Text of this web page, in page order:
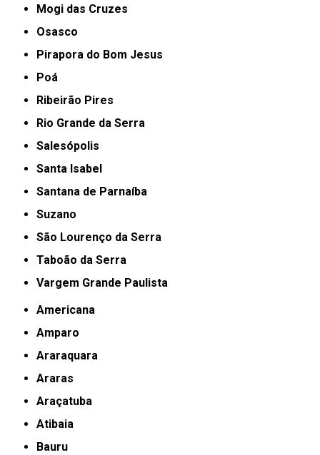
Mogi das Cruzes
Osasco
Pirapora do Bom Jesus
Poá
Ribeirão Pires
Rio Grande da Serra
Salesópolis
Santa Isabel
Santana de Parnaíba
Suzano
São Lourenço da Serra
Taboão da Serra
Vargem Grande Paulista
Americana
Amparo
Araraquara
Araras
Araçatuba
Atibaia
Bauru